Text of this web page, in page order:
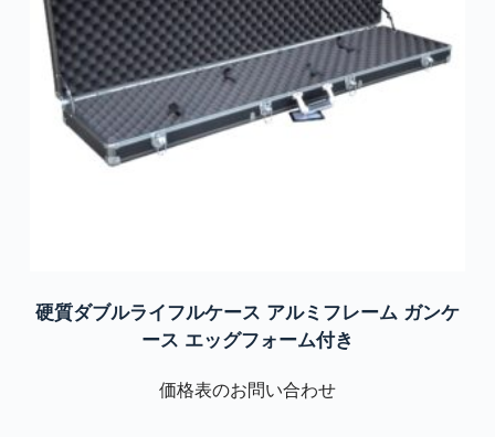
硬質ダブルライフルケース アルミフレーム ガンケ
ース エッグフォーム付き
価格表のお問い合わせ